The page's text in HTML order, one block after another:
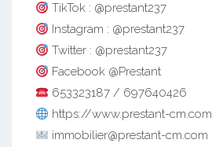
TikTok : @prestant237
Instagram : @prestant237
Twitter : @prestant237
Facebook @Prestant
653323187 / 697640426
https://www.prestant-cm.com
immobilier@prestant-cm.com